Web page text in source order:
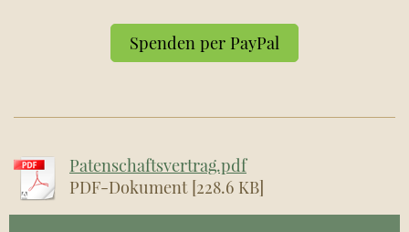
Spenden per PayPal
Patenschaftsvertrag.pdf
PDF-Dokument [228.6 KB]